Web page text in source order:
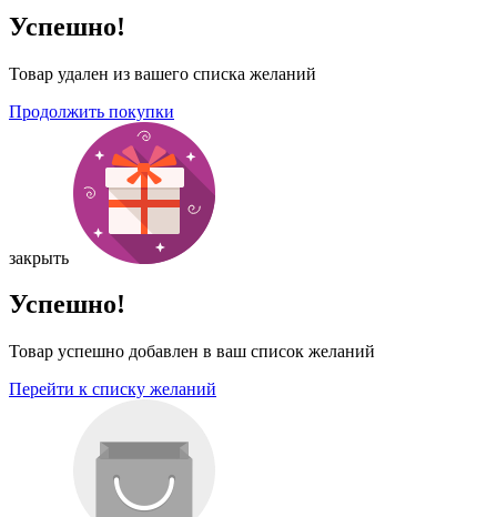
Успешно!
Товар удален из вашего списка желаний
Продолжить покупки
закрыть
Успешно!
Товар успешно добавлен в ваш список желаний
Перейти к списку желаний